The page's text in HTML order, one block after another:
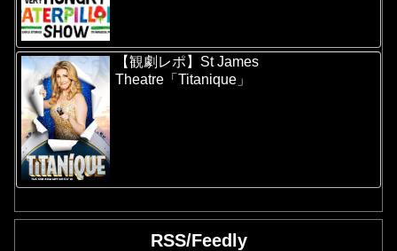
【観劇レポ】St James
Theatre「Titanique」
RSS/Feedly